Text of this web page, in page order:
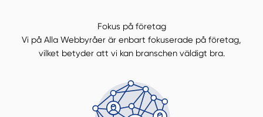
Fokus på företag
Vi på Alla Webbyråer är enbart fokuserade på företag,
vilket betyder att vi kan branschen väldigt bra.